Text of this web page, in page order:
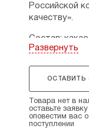
Российской
качеству».
Состав:
цукаты
кислотности
«Ваниль»,
Общее
Развернуть
ОСТАВИТЬ
Товара нет в
оставьте
оповестим вас о
поступлении